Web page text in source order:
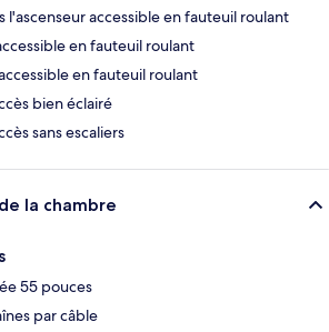
l'ascenseur accessible en fauteuil roulant
en fauteuil roulant
en fauteuil roulant
bien éclairé
sans escaliers
la chambre
55 pouces
par câble